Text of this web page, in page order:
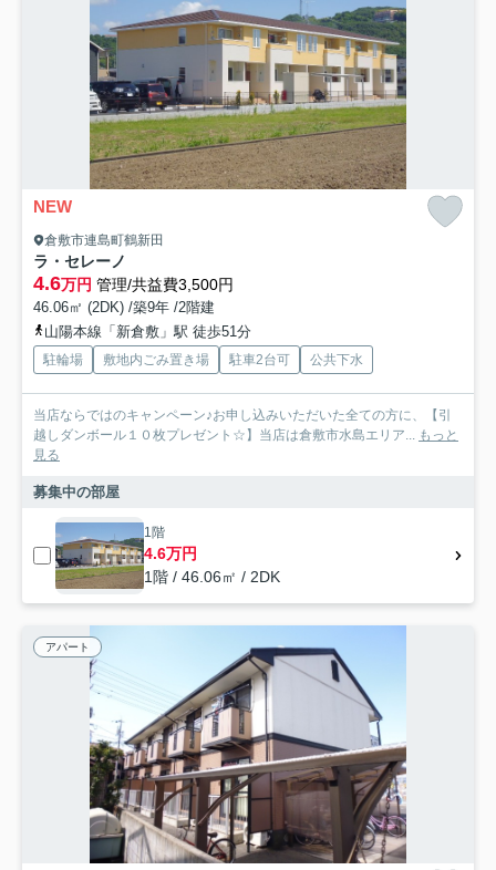
NEW
倉敷市連島町鶴新田
ラ・セレーノ
4.6万円 管理/共益費3,500円
46.06㎡ (2DK) /築9年 /2階建
山陽本線「新倉敷」駅 徒歩51分
駐輪場 敷地内ごみ置き場 駐車2台可 公共下水
当店ならではのキャンペーン♪お申し込みいただいた全ての方に、【引
越しダンボール１０枚プレゼント☆】当店は倉敷市水島エリア... もっと
見る
募集中の部屋
1階
4.6万円
1階 / 46.06㎡ / 2DK
アパート